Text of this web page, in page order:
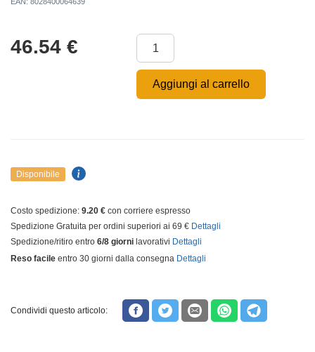
46.54 €
Aggiungi al carrello
Disponibile
Costo spedizione: 9.20 € con corriere espresso
Spedizione Gratuita per ordini superiori ai 69 € Dettagli
Spedizione/ritiro entro 6/8 giorni lavorativi Dettagli
Reso facile entro 30 giorni dalla consegna Dettagli
Condividi questo articolo: